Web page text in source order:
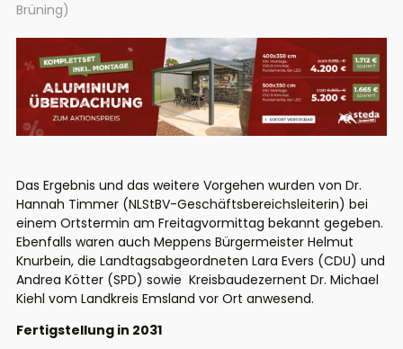
Brüning)
Das Ergebnis und das weitere Vorgehen wurden von Dr.
Hannah Timmer (NLStBV-Geschäftsbereichsleiterin) bei
einem Ortstermin am Freitagvormittag bekannt gegeben.
Ebenfalls waren auch Meppens Bürgermeister Helmut
Knurbein, die Landtagsabgeordneten Lara Evers (CDU) und
Andrea Kötter (SPD) sowie Kreisbaudezernent Dr. Michael
Kiehl vom Landkreis Emsland vor Ort anwesend.
Fertigstellung in 2031